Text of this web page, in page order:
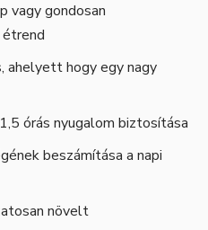
vagy gondosan
ahelyett hogy egy nagy
órás nyugalom biztosítása
beszámítása a napi
növelt